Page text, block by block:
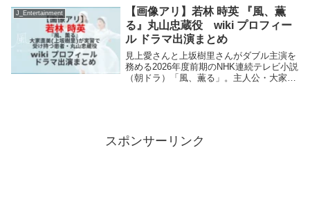
メーカーで、恵にひそかに恋心を寄せる早
川一樹役...
J_Entertainment
【画像アリ】若林 時英 『風、薫
る』丸山忠蔵役 wiki プロフィー
ル ドラマ出演まとめ
見上愛さんと上坂樹里さんがダブル主演を
務める2026年度前期のNHK連続テレビ小説
（朝ドラ）「風、薫る」。主人公・大家直
スポンサーリンク